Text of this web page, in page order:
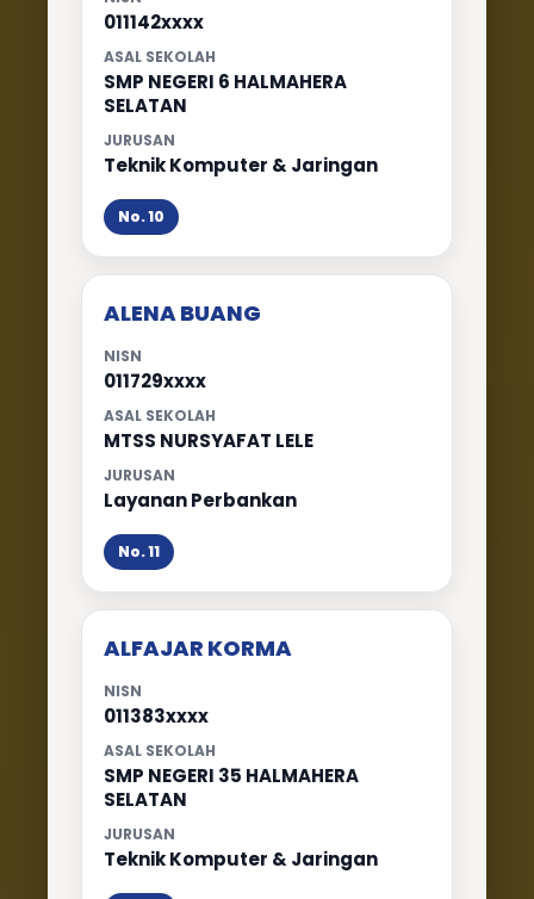
011142xxxx
ASAL SEKOLAH
SMP NEGERI 6 HALMAHERA
SELATAN
JURUSAN
Teknik Komputer & Jaringan
No. 10
ALENA BUANG
NISN
011729xxxx
ASAL SEKOLAH
MTSS NURSYAFAT LELE
JURUSAN
Layanan Perbankan
No. 11
ALFAJAR KORMA
NISN
011383xxxx
ASAL SEKOLAH
SMP NEGERI 35 HALMAHERA
SELATAN
JURUSAN
Teknik Komputer & Jaringan